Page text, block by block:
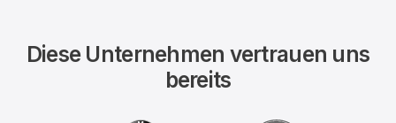
Diese Unternehmen vertrauen uns
bereits